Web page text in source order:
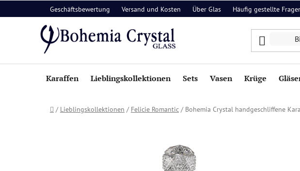
Inhalt
Geschäftsbewertung Versand und Kosten Über Glas Häufig gestellte
Karaffen Lieblingskollektionen Sets Vasen Krüge
Startseite
/ Lieblingskollektionen / Felicie Romantic / Bohemia Crystal handgeschliffene